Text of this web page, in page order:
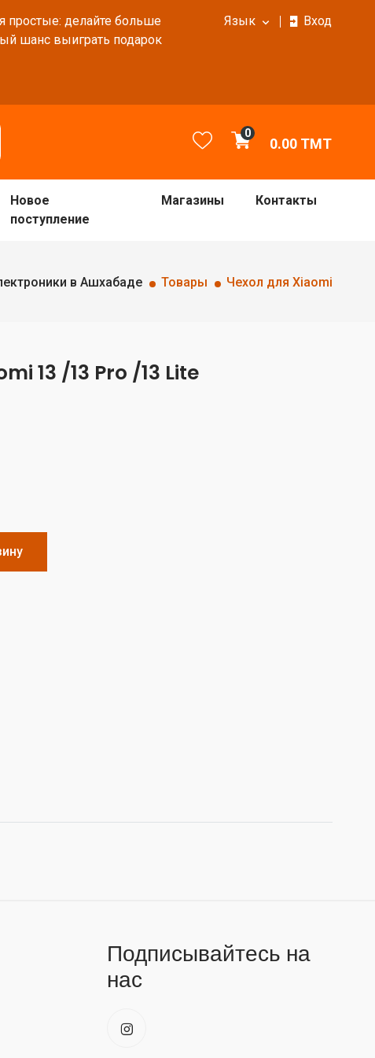
простые: делайте больше
шанс выиграть подарок
Язык Вход
0
0.00 TMT
Новое
поступление
Магазины Контакты
в Ашхабаде Товары Чехол для Xiaomi
13 /13 Pro /13 Lite
Подписывайтесь на
нас